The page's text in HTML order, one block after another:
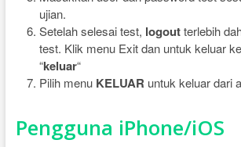
ujian.
Setelah selesai test, logoutterlebih
test. Klik menu Exit dan untuk keluar
“keluar“
Pilih menu KELUAR untuk keluar dari
Pengguna iPhone/iOS